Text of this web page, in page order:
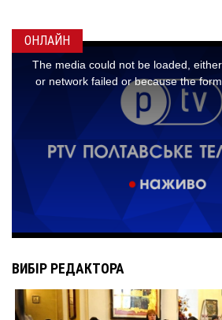
ОНЛАЙН
ВИБІР РЕДАКТОРА